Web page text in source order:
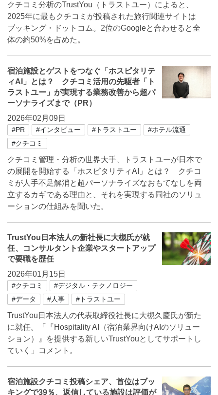
クチコミ分析のTrustYou（トラストユー）によると、
2025年に最もクチコミが投稿された旅行関連サイトは
ブッキング・ドットコム。2位のGoogleと合わせると全
体の約50%を占めた。
宿泊施設とゲストをつなぐ「ホスピタリテ
ィAI」とは？ クチコミ活用の先駆者「ト
ラストユー」が実現する業務改善から超パ
ーソナライズまで（PR）
2026年02月09日
#PR #インタビュー #トラストユー
#ホテル流通
#クチコミ
クチコミ管理・分析の世界大手、トラストユーが日本で
の展開を開始する「ホスピタリティAI」とは？ クチコ
ミが人手不足解消と超パーソナライズなおもてなしを両
立するカギである理由と、それを実現する同社のソリュ
ーションの仕組みを聞いた。
TrustYou日本法人の新社長に大槻氏が就
任、コンサルタント企業やスタートアップ
で要職を歴任
2026年01月15日
#クチコミ
#デジタル・テクノロジー
#データ
#人事 #トラストユー
TrustYou日本法人の代表取締役社長に大槻久慶氏が新た
に就任。「『Hospitality AI（宿泊業界向けAIのソリュー
ション）』を提供する新しいTrustYouとしてサポートし
ていく」コメント。
宿泊施設クチコミ投稿シェア、首位はブッ
キングで39％、返信している施設は評価が